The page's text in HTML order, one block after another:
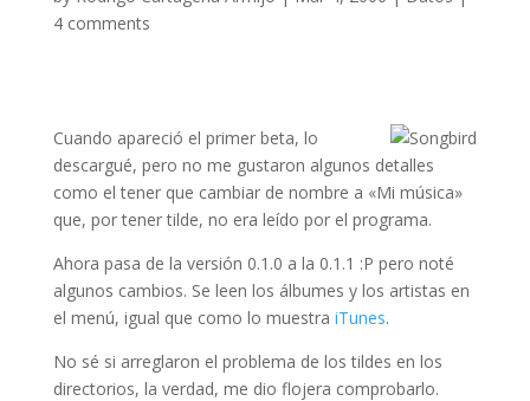
4 comments
Cuando apareció el primer beta, lo
descargué, pero no me gustaron algunos detalles
como el tener que cambiar de nombre a «Mi música»
que, por tener tilde, no era leído por el programa.
Ahora pasa de la versión 0.1.0 a la 0.1.1 :P pero noté
algunos cambios. Se leen los álbumes y los artistas en
el menú, igual que como lo muestra iTunes.
No sé si arreglaron el problema de los tildes en los
directorios, la verdad, me dio flojera comprobarlo.